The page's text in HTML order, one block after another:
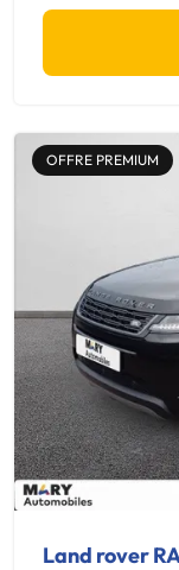
OFFRE PREMIUM
Land rover